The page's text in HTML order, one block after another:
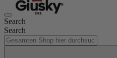
Search
Search